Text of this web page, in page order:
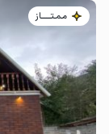
مـمـتــــــاز